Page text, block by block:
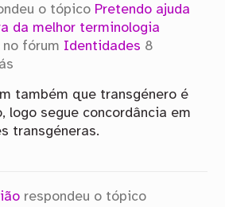
o tópico Pretendo ajuda
da melhor terminologia
no fórum Identidades 8
também que transgénero é
logo segue concordância em
transgéneras.
respondeu o tópico